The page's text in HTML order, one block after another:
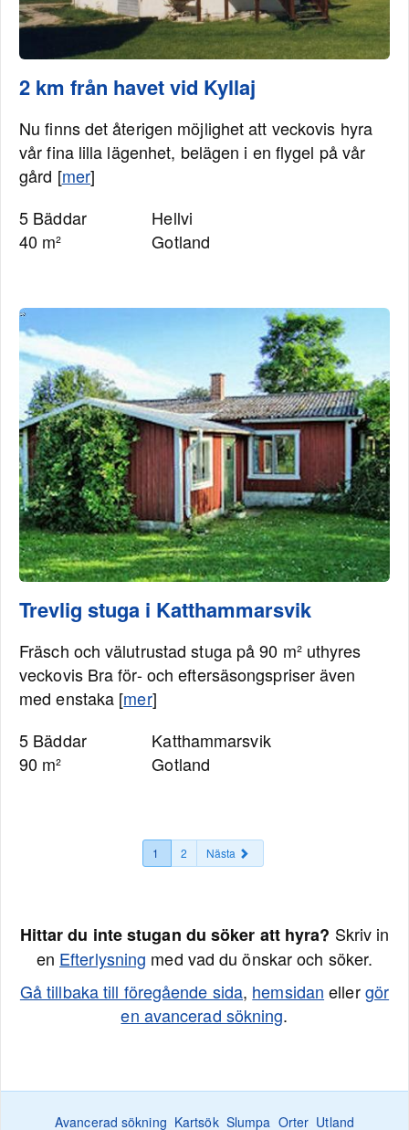
2 km från havet vid Kyllaj
Nu finns det återigen möjlighet att veckovis hyra
vår fina lilla lägenhet, belägen i en flygel på vår
gård [mer]
5 Bäddar
40 m²
Hellvi
Gotland
Trevlig stuga i Katthammarsvik
Fräsch och välutrustad stuga på 90 m² uthyres
veckovis Bra för- och eftersäsongspriser även
med enstaka [mer]
5 Bäddar
90 m²
Katthammarsvik
Gotland
1 2 Nästa
Hittar du inte stugan du söker att hyra? Skriv in
en Efterlysning med vad du önskar och söker.
Gå tillbaka till föregående sida, hemsidan ellergör
en avancerad sökning.
Avancerad sökning Kartsök Slumpa Orter Utland